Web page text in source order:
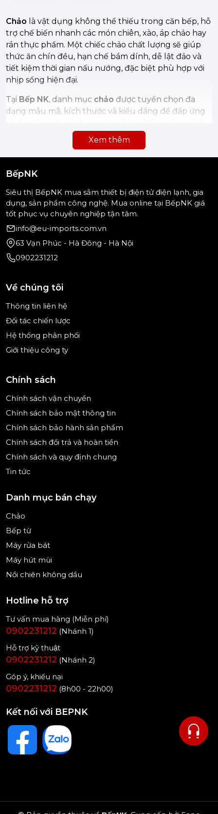
Chảo là vật dụng không thể thiếu trong căn bếp, hỗ
trợ chế biến nhanh các món chiên, xào, áp chảo hay
rán thực phẩm. Một chiếc chảo chất lượng sẽ giúp
thức ăn chín đều, hạn chế bám dính, dễ lật đảo và
tiết kiệm thời gian nấu nướng, đặc biệt phù hợp với
nhịp sống hiện đại.
Tại Bếp NK, danh mục chảo được tuyển chọn đa
dạng mẫu mã, kích thước và kiểu dáng để đáp ứng
xào, chảo sâu lòng hoặc chảo dùng cho gia đình
đông người. Nhiều dòng chảo hiện nay được thiết kế
hiện đại với lớp chống dính hiệu quả, giúp hạn chế
cháy khét và giảm lượng dầu mỡ khi chế biến món
Bên cạnh đó, các mẫu chảo chất lượng còn có khả
năng truyền nhiệt tốt, đáy chắc chắn và tay cầm tiện
dụng, giúp thao tác nấu ăn an toàn và thoải mái hơn.
Đặc biệt, lựa chọn chảo phù hợp sẽ giúp việc nấu
nướng trở nên nhẹ nhàng hơn, đồng thời giữ được
hương vị thơm ngon cho từng món ăn.
dính tốt và giá tốt
bepnk.vn để lựa chọn sản phẩm phù hợp và nâng
Xem thêm
BếpNK
Siêu thị BếpNK mua sắm thiết bị điện tử điện lạnh, gia
dụng, sản phẩm công nghệ. Mua online tại BếpNK giá
tốt phục vụ chuyên nghiệp tận tâm.
info@eu-imports.com.vn
63 Vạn Phúc - Hà Đông - Hà Nội
0902231212
Về chúng tôi
Thông tin liên hệ
Đối tác chiến lược
Hệ thống phân phối
Giới thiệu công ty
Chính sách
Chính sách vận chuyển
Chính sách bảo mật thông tin
Chính sách bảo hành sản phẩm
Chính sách đổi trả và hoàn tiền
Chính sách và quy định chung
Tin tức
Danh mục bán chạy
Chảo
Bếp từ
Máy rửa bát
Máy hút mùi
Nồi chiên không dầu
Hotline hỗ trợ
Tư vấn mua hàng (Miễn phí)
0902231212 (Nhánh 1)
Hỗ trợ kỹ thuật
0902231212 (Nhánh 2)
Góp ý, khiếu nại
0902231212 (8h00 - 22h00)
Kết nối với BEPNK